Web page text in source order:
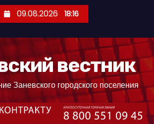
09.08.2026 18:16
вестник
Заневского городского поселения